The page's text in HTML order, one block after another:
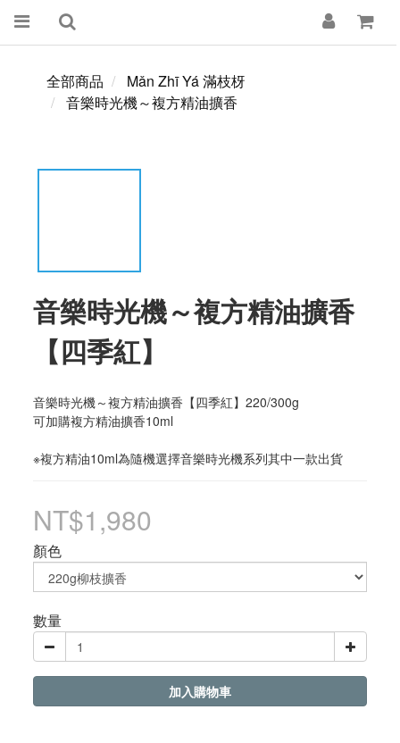
全部商品
Mǎn Zhī Yá 滿枝枒
音樂時光機～複方精油擴香
音樂時光機～複方精油擴香
【四季紅】
音樂時光機～複方精油擴香【四季紅】220/300g
可加購複方精油擴香10ml
※複方精油10ml為隨機選擇音樂時光機系列其中一款出貨
NT$1,980
顏色
數量
加入購物車